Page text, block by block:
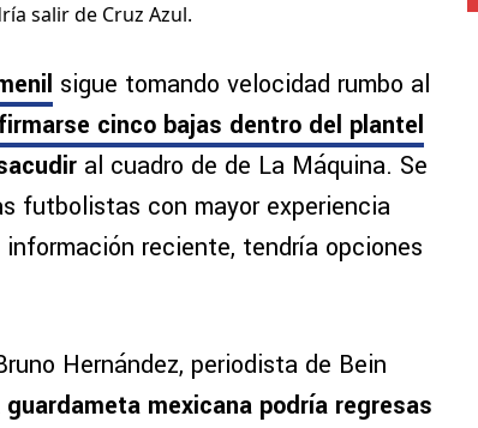
salir de Cruz Azul.
sigue tomando velocidad rumbo al
cinco bajas dentro del plantel
al cuadro de de La Máquina. Se
futbolistas con mayor experiencia
reciente, tendría opciones
Hernández, periodista de Bein
guardameta mexicana podría regresas